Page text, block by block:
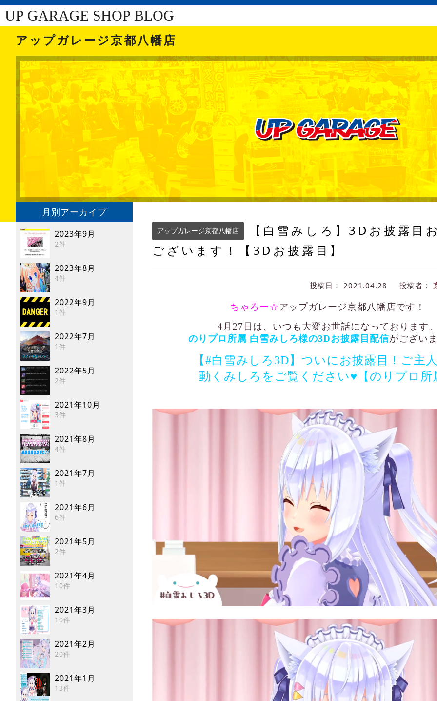
UP GARAGE SHOP BLOG
アップガレージ京都八幡店
月別アーカイブ
2023年9月
2件
2023年8月
4件
2022年9月
1件
2022年7月
1件
2022年5月
2件
2021年10月
3件
2021年8月
4件
2021年7月
1件
2021年6月
6件
2021年5月
2件
2021年4月
10件
2021年3月
10件
2021年2月
20件
2021年1月
13件
アップガレージ京都八幡店
【白雪みしろ】3Dお披露目
ございます！【3Dお披露目】
投稿日： 2021.04.28 投稿者：
ちゃろー☆アップガレージ京都八幡店です！
4月27日は、いつも大変お世話になっております
のりプロ所属 白雪みしろ様の3Dお披露目配信がござい
【#白雪みしろ3D​】ついにお披露目！ご主
動くみしろをご覧ください♥【のりプロ所